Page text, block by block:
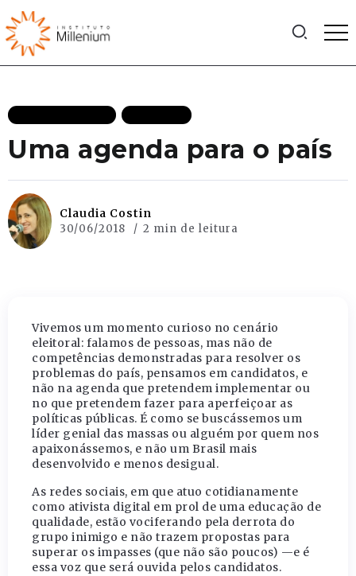
Uma agenda para o país
Claudia Costin
30/06/2018 2 min de leitura
Vivemos um momento curioso no cenário
eleitoral: falamos de pessoas, mas não de
competências demonstradas para resolver os
problemas do país, pensamos em candidatos, e
não na agenda que pretendem implementar ou
no que pretendem fazer para aperfeiçoar as
políticas públicas. É como se buscássemos um
líder genial das massas ou alguém por quem nos
apaixonássemos, e não um Brasil mais
desenvolvido e menos desigual.
As redes sociais, em que atuo cotidianamente
como ativista digital em prol de uma educação de
qualidade, estão vociferando pela derrota do
grupo inimigo e não trazem propostas para
superar os impasses (que não são poucos) —e é
essa voz que será ouvida pelos candidatos.